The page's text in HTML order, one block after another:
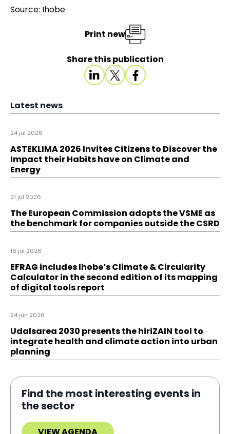
Source: Ihobe
Share this publication
Print new
Latest news
24 jul 2026
ASTEKLIMA 2026 Invites Citizens to Discover the
Impact their Habits have on Climate and
Energy
21 jul 2026
The European Commission adopts the VSME as
the benchmark for companies outside the CSRD
16 jul 2026
EFRAG includes Ihobe’s Climate & Circularity
Calculator in the second edition of its mapping
of digital tools report
24 jun 2026
Udalsarea 2030 presents the hiriZAIN tool to
integrate health and climate action into urban
planning
Find the most interesting events in
the sector